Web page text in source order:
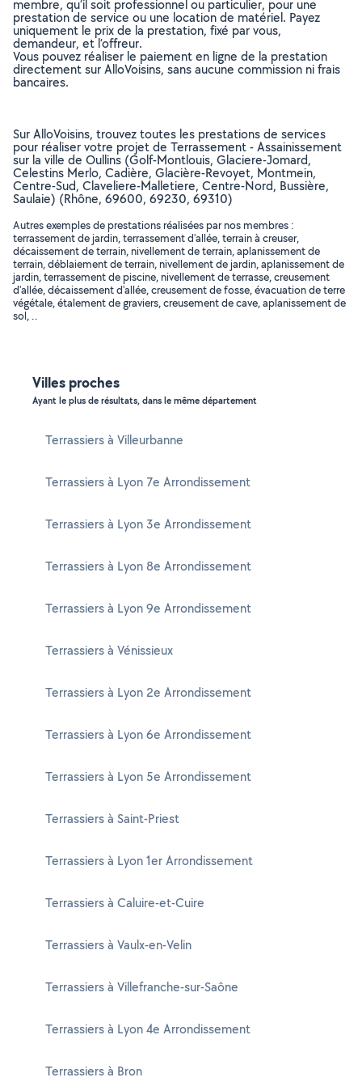
membre, qu’il soit professionnel ou particulier, pour une
prestation de service ou une location de matériel. Payez
uniquement le prix de la prestation, fixé par vous,
demandeur, et l’offreur.
Vous pouvez réaliser le paiement en ligne de la prestation
directement sur AlloVoisins, sans aucune commission ni frais
bancaires.
Sur AlloVoisins, trouvez toutes les prestations de services
pour réaliser votre projet de Terrassement - Assainissement
sur la ville de Oullins (Golf-Montlouis, Glaciere-Jomard,
Celestins Merlo, Cadière, Glacière-Revoyet, Montmein,
Centre-Sud, Claveliere-Malletiere, Centre-Nord, Bussière,
Saulaie) (Rhône, 69600, 69230, 69310)
Autres exemples de prestations réalisées par nos membres :
terrassement de jardin, terrassement d'allée, terrain à creuser,
décaissement de terrain, nivellement de terrain, aplanissement de
terrain, déblaiement de terrain, nivellement de jardin, aplanissement de
jardin, terrassement de piscine, nivellement de terrasse, creusement
d'allée, décaissement d'allée, creusement de fosse, évacuation de terre
végétale, étalement de graviers, creusement de cave, aplanissement de
sol, ..
Villes proches
Ayant le plus de résultats, dans le même département
Terrassiers à Villeurbanne
Terrassiers à Lyon 7e Arrondissement
Terrassiers à Lyon 3e Arrondissement
Terrassiers à Lyon 8e Arrondissement
Terrassiers à Lyon 9e Arrondissement
Terrassiers à Vénissieux
Terrassiers à Lyon 2e Arrondissement
Terrassiers à Lyon 6e Arrondissement
Terrassiers à Lyon 5e Arrondissement
Terrassiers à Saint-Priest
Terrassiers à Lyon 1er Arrondissement
Terrassiers à Caluire-et-Cuire
Terrassiers à Vaulx-en-Velin
Terrassiers à Villefranche-sur-Saône
Terrassiers à Lyon 4e Arrondissement
Terrassiers à Bron